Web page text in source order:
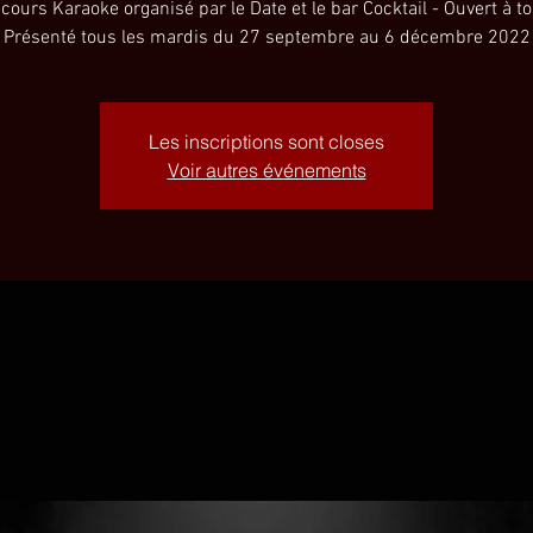
Karaoke organisé par le Date et le bar Cocktail - Ouvert à
Présenté tous les mardis du 27 septembre au 6 décembre 2022
Les inscriptions sont closes
Voir autres événements